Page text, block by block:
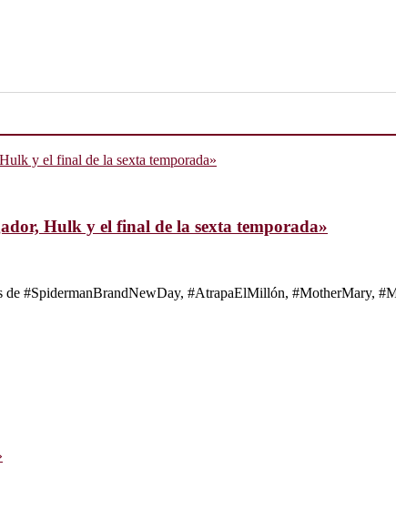
Hulk y el final de la sexta temporada»
de #SpidermanBrandNewDay, #AtrapaElMillón, #MotherMary,